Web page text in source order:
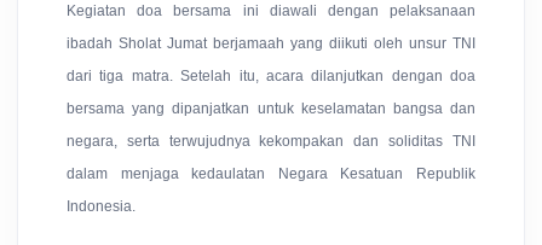
Kegiatan doa bersama ini diawali dengan pelaksanaan
ibadah Sholat Jumat berjamaah yang diikuti oleh unsur TNI
dari tiga matra. Setelah itu, acara dilanjutkan dengan doa
bersama yang dipanjatkan untuk keselamatan bangsa dan
negara, serta terwujudnya kekompakan dan soliditas TNI
dalam menjaga kedaulatan Negara Kesatuan Republik
Indonesia.